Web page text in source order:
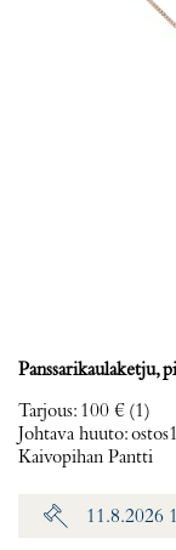
Panssarikaulaketju,
Tarjous: 100 € (1)
Johtava huuto:ostos1
Kaivopihan Pantti
11.8.2026